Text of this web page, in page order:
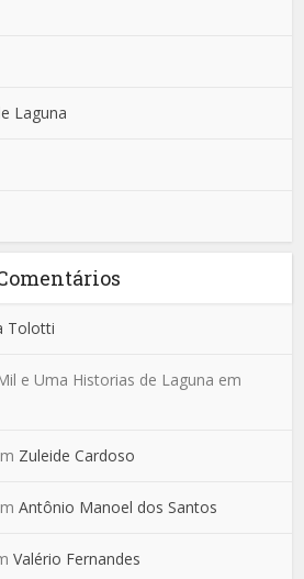
Laguna
Tolotti
e Uma Historias de Laguna em
Zuleide Cardoso
Antônio Manoel dos Santos
Valério Fernandes